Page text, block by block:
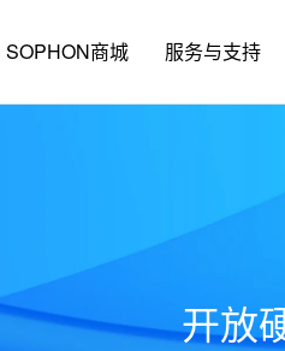
SOPHON商城 服务与支持
开放